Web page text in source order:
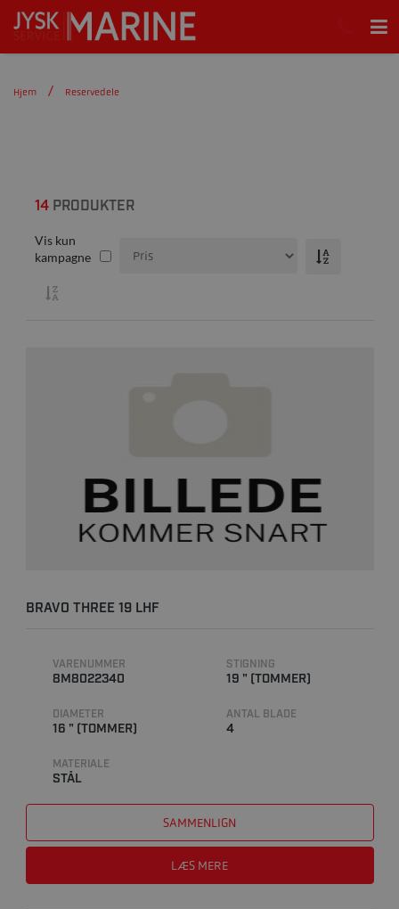
Hjem Reservedele
14PRODUKTER
Vis kun
kampagne
BRAVO THREE 19 LHF
VARENUMMER
8M8022340
STIGNING
19 " (TOMMER)
DIAMETER
16 " (TOMMER)
ANTAL BLADE
4
MATERIALE
STÅL
SAMMENLIGN
LÆS MERE